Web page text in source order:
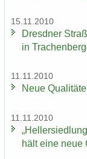
15.11.2010
Dresd­ner
in
11.11.2010
Neue
11.11.2010
hält eine neue